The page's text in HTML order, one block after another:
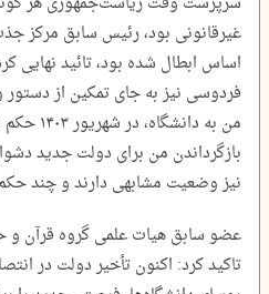
غیرقانونی بود، رئیس سابق مرکز
اساس ابطال شده بود، تائید نهایی
فردوسی نیز به جای تمکین از
من به
بازگرداندن من برای دولت جدید
نیز وضعیت مشابهی دارند و چند
عضو سابق هیات علمی گروه قرآن
تاکید کرد: اکنون تأخیر دولت در